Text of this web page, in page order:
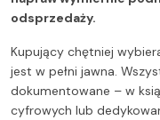
odsprzedaży.
Kupujący chętniej
jest w pełni jawna.
dokumentowane – w
cyfrowych lub